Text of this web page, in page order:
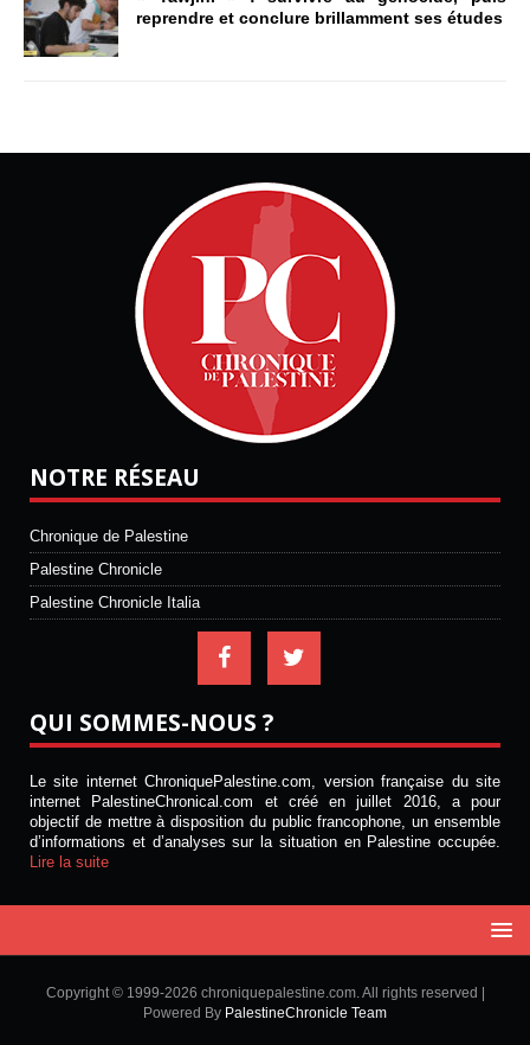
reprendre et conclure brillamment ses études
NOTRE RÉSEAU
Chronique de Palestine
Palestine Chronicle
Palestine Chronicle Italia
QUI SOMMES-NOUS ?
Le site internet ChroniquePalestine.com, version française du site
internet PalestineChronical.com et créé en juillet 2016, a pour
objectif de mettre à disposition du public francophone, un ensemble
d’informations et d’analyses sur la situation en Palestine occupée.
Lire la suite
Copyright © 1999-2026 chroniquepalestine.com. All rights reserved |
Powered By PalestineChronicle Team